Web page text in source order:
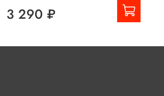
3 290 ₽